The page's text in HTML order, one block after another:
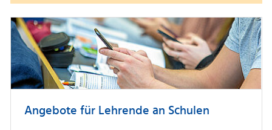
Angebote für Lehrende an Schulen